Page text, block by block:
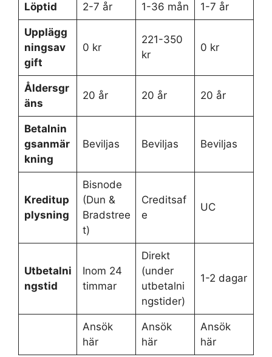
Löptid 2-7 år 1-36 mån 1-7 år
Upplägg
ningsav
gift
0 kr
221-350
kr
0 kr
Åldersgr
äns
20 år 20 år 20 år
Betalnin
gsanmär
kning
Beviljas Beviljas Beviljas
Kreditup
plysning
Bisnode
(Dun &
Bradstree
t)
Creditsaf
e
UC
Utbetalni
ngstid
Inom 24
timmar
Direkt
(under
utbetalni
ngstider)
1-2 dagar
Ansök
här
Ansök
här
Ansök
här